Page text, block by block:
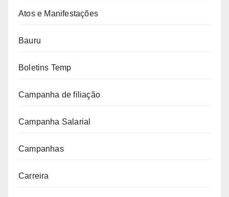
Atos e Manifestações
Bauru
Boletins Temp
Campanha de filiação
Campanha Salarial
Campanhas
Carreira